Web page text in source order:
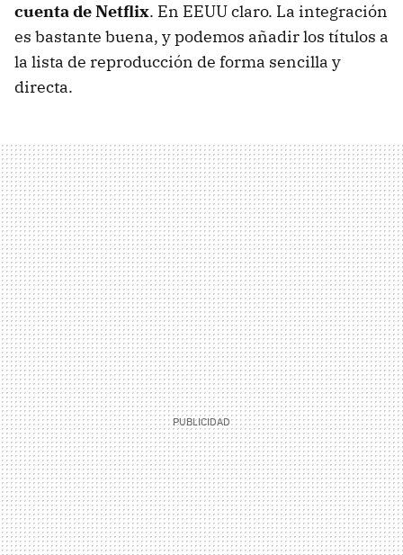
cuenta de Netflix. En EEUUclaro. La integración
es bastante buena, y podemos añadir los títulos a
la lista de reproducción de forma sencilla y
directa.